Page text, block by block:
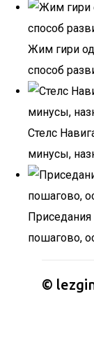
Жим гири
способ
Стелс
минусы,
Приседания
пошагово,
©